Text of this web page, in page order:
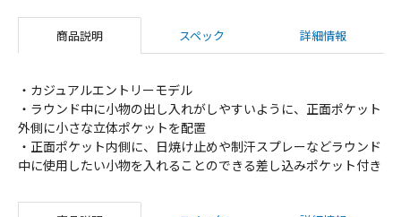
商品説明 スペック 詳細情報
・カジュアルエントリーモデル
・ラウンド中に小物の出し入れがしやすいように、正面ポケット
外側に小さな立体ポケットを配置
・正面ポケット内側に、日焼け止めや制汗スプレーなどラウンド
中に使用したい小物を入れることのできる差し込みポケット付き